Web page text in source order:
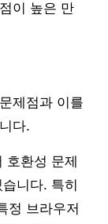
이 높은 만
제점과 이를
다.
환성 문제
니다. 특히
정 브라우저